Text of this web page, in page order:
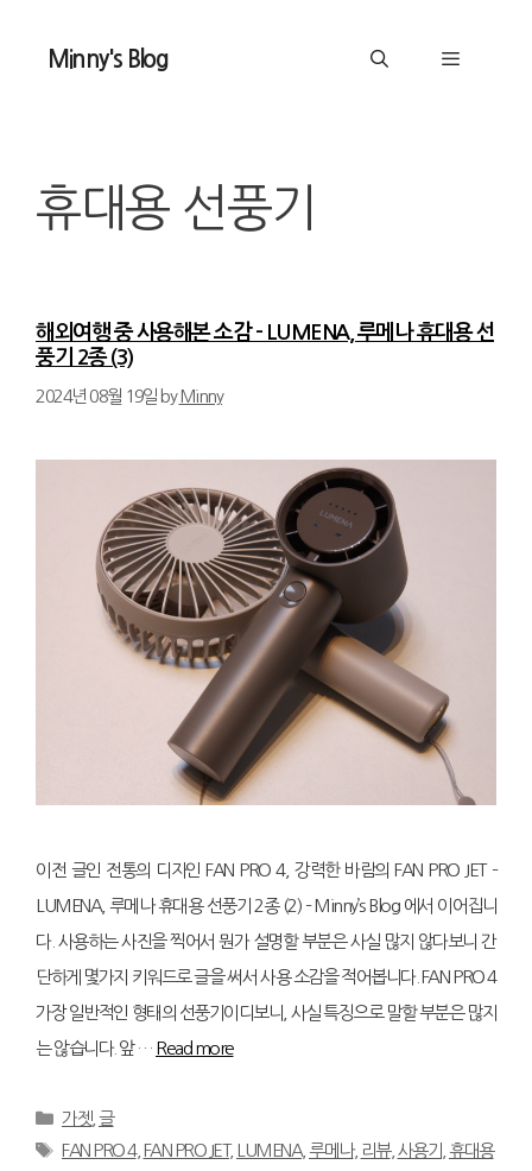
Minny's Blog
휴대용 선풍기
해외여행 중 사용해본 소감 – LUMENA, 루메나 휴대용 선
풍기 2종 (3)
2024년 08월 19일 byMinny
이전 글인 전통의 디자인 FAN PRO 4, 강력한 바람의 FAN PRO JET –
LUMENA, 루메나 휴대용 선풍기 2종 (2) – Minny’s Blog 에서 이어집니
다. 사용하는 사진을 찍어서 뭔가 설명할 부분은 사실 많지 않다보니 간
단하게 몇가지 키워드로 글을 써서 사용 소감을 적어봅니다. FAN PRO 4
가장 일반적인 형태의 선풍기이디보니, 사실 특징으로 말할 부분은 많지
는 않습니다. 앞 … Read more
Categories
가젯, 글
Tags
FAN PRO 4, FAN PRO JET, LUMENA, 루메나, 리뷰, 사용기
휴대용